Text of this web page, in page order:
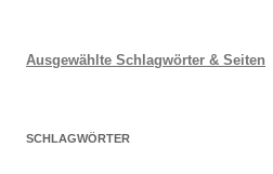
Ausgewählte Schlagwörter & Seiten
SCHLAGWÖRTER